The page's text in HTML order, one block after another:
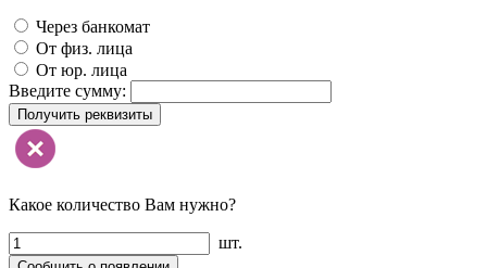
Через банкомат
От физ. лица
От юр. лица
Введите сумму:
Получить реквизиты
Какое количество Вам нужно?
шт.